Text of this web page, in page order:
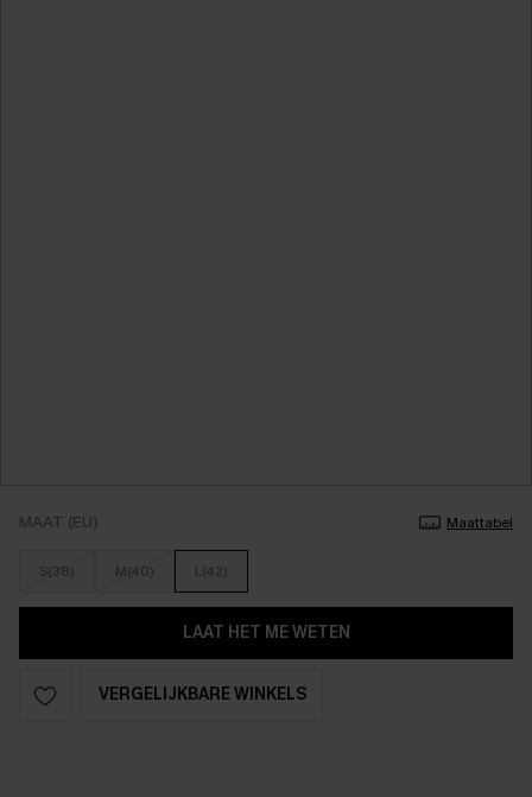
MAAT (EU) Maattabel
S(38) M(40) L(42)
LAAT HET ME WETEN
VERGELIJKBARE WINKELS